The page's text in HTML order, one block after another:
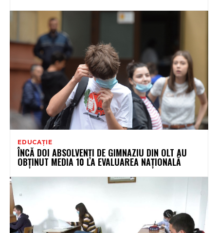
EDUCAȚIE
ÎNCĂ DOI ABSOLVENȚI DE GIMNAZIU DIN OLT AU
OBȚINUT MEDIA 10 LA EVALUAREA NAȚIONALĂ